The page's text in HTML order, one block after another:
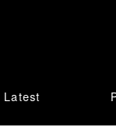
Latest